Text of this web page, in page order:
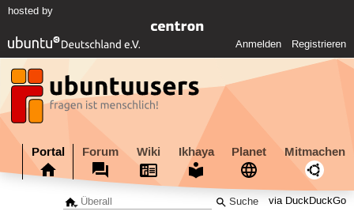
hosted by
Anmelden Registrieren
Portal Forum Wiki Ikhaya Planet Mitmachen
via DuckDuckGo